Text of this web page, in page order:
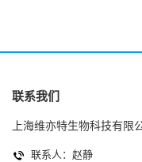
联系我们
上海维亦特生物科技有限
联系人：赵静